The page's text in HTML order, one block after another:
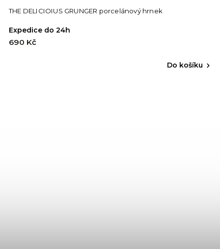
THE DELICIOIUS GRUNGER porcelánový hrnek
Expedice do 24h
690 Kč
Do košíku